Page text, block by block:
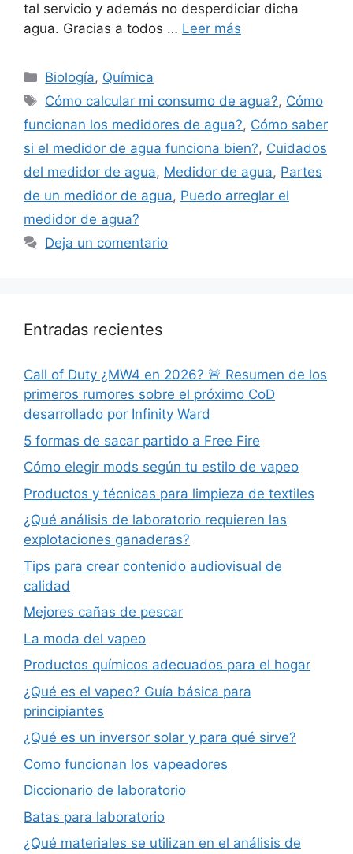
tal servicio y además no desperdiciar dicha
agua. Gracias a todos … Leer más
Categorías
Biología, Química
Etiquetas
Cómo calcular mi consumo de agua?, Cómo
funcionan los medidores de agua?, Cómo saber
si el medidor de agua funciona bien?, Cuidados
del medidor de agua, Medidor de agua, Partes
de un medidor de agua, Puedo arreglar el
medidor de agua?
Deja un comentario
Entradas recientes
Call of Duty ¿MW4 en 2026? 🚨 Resumen de los
primeros rumores sobre el próximo CoD
desarrollado por Infinity Ward
5 formas de sacar partido a Free Fire
Cómo elegir mods según tu estilo de vapeo
Productos y técnicas para limpieza de textiles
¿Qué análisis de laboratorio requieren las
explotaciones ganaderas?
Tips para crear contenido audiovisual de
calidad
Mejores cañas de pescar
La moda del vapeo
Productos químicos adecuados para el hogar
¿Qué es el vapeo? Guía básica para
principiantes
¿Qué es un inversor solar y para qué sirve?
Como funcionan los vapeadores
Diccionario de laboratorio
Batas para laboratorio
¿Qué materiales se utilizan en el análisis de